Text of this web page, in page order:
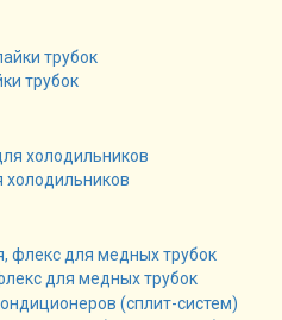
трубок
холодильников
для медных трубок